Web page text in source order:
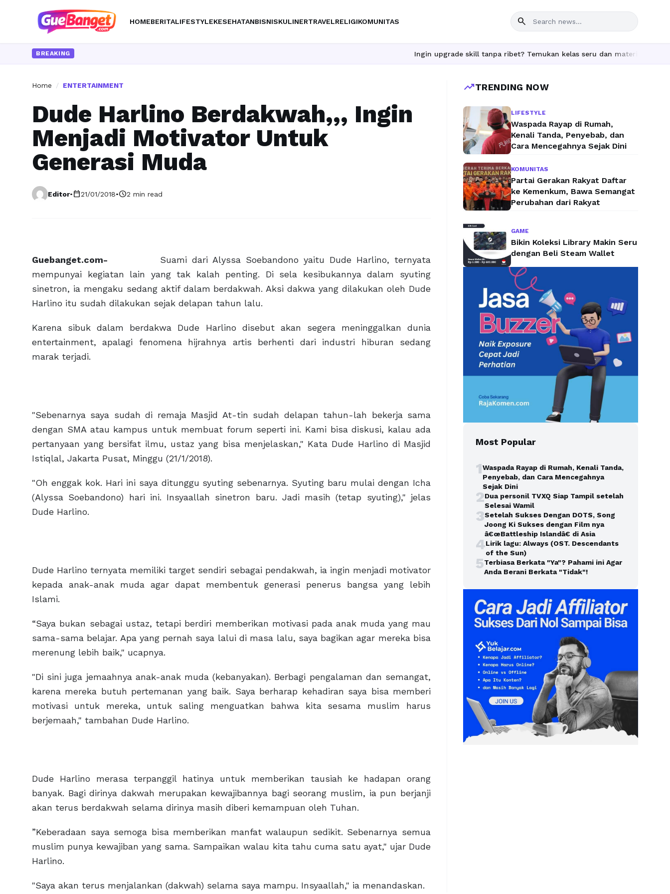
HOMEBERITALIFESTYLEKESEHATANBISNISKULINERTRAVELRELIGIKOMUNITAS search
BREAKING Ingin upgrade skill tanpa ribet? Temukan kelas seru dan materi lengkap
Home / ENTERTAINMENT
Dude Harlino Berdakwah,,, Ingin
Menjadi Motivator Untuk
Generasi Muda
Editor•calendar_today21/01/2018•schedule2 min read
Guebanget.com-
Suami dari Alyssa Soebandono yaitu Dude Harlino, ternyata
mempunyai kegiatan lain yang tak kalah penting. Di sela kesibukannya dalam syuting
sinetron, ia mengaku sedang aktif dalam berdakwah. Aksi dakwa yang dilakukan oleh Dude
Harlino itu sudah dilakukan sejak delapan tahun lalu.
Karena sibuk dalam berdakwa Dude Harlino disebut akan segera meninggalkan dunia
entertainment, apalagi fenomena hijrahnya artis berhenti dari industri hiburan sedang
marak terjadi.
"‎Sebenarnya saya sudah di remaja Masjid At-tin sudah delapan tahun-lah bekerja sama
dengan SMA atau kampus untuk membuat forum seperti ini. Kami bisa diskusi, kalau ada
pertanyaan yang bersifat ilmu, ustaz yang bisa menjelaskan," Kata Dude Harlino di Masjid
Istiqlal, Jakarta Pusat, Minggu (21/1/2018).
"Oh enggak kok. Hari ini saya ditunggu syuting sebenarnya. Syuting baru mulai dengan Icha
(Alyssa Soebandono) hari ini. Insyaallah sinetron baru. Jadi masih (tetap syuting)," jelas
Dude Harlino.
Dude Harlino ternyata memiliki target sendiri sebagai pendakwah, ia ingin menjadi motivator
kepada anak-anak muda agar dapat membentuk generasi penerus bangsa yang lebih
Islami.
“Saya bukan sebagai ustaz, tetapi berdiri memberikan motivasi pada anak muda yang mau
sama-sama belajar. Apa yang pernah saya lalui di masa lalu, saya bagikan agar mereka bisa
merenung lebih baik," ucapnya.
"Di sini juga jemaahnya anak-anak muda (kebanyakan). Berbagi pengalaman dan semangat,
karena mereka butuh pertemanan yang baik. Saya berharap kehadiran saya bisa memberi
motivasi untuk mereka, untuk saling menguatkan bahwa kita sesama muslim harus
berjemaah," tambahan Dude Harlino.
Dude Harlino merasa terpanggil hatinya untuk memberikan tausiah ke hadapan orang
banyak. Bagi dirinya dakwah merupakan kewajibannya bagi seorang muslim, ia pun berjanji
akan terus berdakwah selama dirinya masih diberi kemampuan oleh Tuhan.
”Keberadaan saya semoga bisa memberikan manfat walaupun sedikit. Sebenarnya semua
muslim punya kewajiban yang sama. Sampaikan walau kita tahu cuma satu ayat," ujar Dude
Harlino.
"Saya akan terus menjalankan (dakwah) selama saya mampu. Insyaallah," ia menandaskan.
trending_upTRENDING NOW
LIFESTYLE
Waspada Rayap di Rumah,
Kenali Tanda, Penyebab, dan
Cara Mencegahnya Sejak Dini
KOMUNITAS
Partai Gerakan Rakyat Daftar
ke Kemenkum, Bawa Semangat
Perubahan dari Rakyat
GAME
Bikin Koleksi Library Makin Seru
dengan Beli Steam Wallet
Most Popular
1Waspada Rayap di Rumah, Kenali Tanda,
Penyebab, dan Cara Mencegahnya
Sejak Dini
2Dua personil TVXQ Siap Tampil setelah
Selesai Wamil
3Setelah Sukses Dengan DOTS, Song
Joong Ki Sukses dengan Film nya
â€œBattleship Islandâ€ di Asia
4Lirik lagu: Always (OST. Descendants
of the Sun)
5Terbiasa Berkata "Ya"? Pahami ini Agar
Anda Berani Berkata "Tidak"!